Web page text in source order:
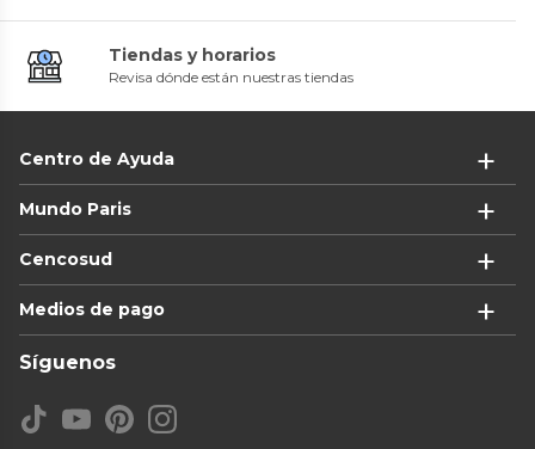
Tiendas y horarios
Revisa dónde están nuestras tiendas
Centro de Ayuda
Mundo Paris
Cencosud
Medios de pago
Síguenos